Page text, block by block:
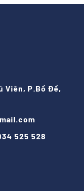
Viên, P.Bồ Đề,
525 528